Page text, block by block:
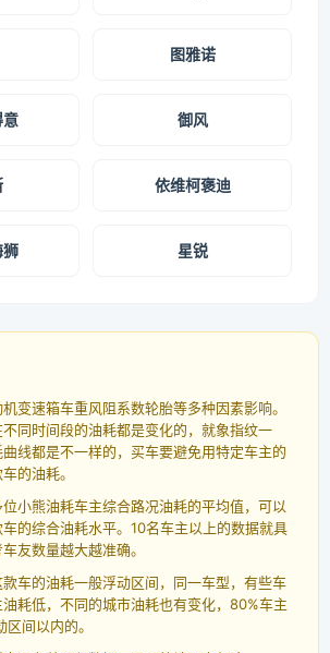
图雅诺
御风
依维柯褒迪
星锐
变速箱车重风阻系数轮胎等多种因素影响。
同时间段的油耗都是变化的，就象指纹一
线都是不一样的，买车要避免用特定车主的
的油耗。
小熊油耗车主综合路况油耗的平均值，可以
的综合油耗水平。10名车主以上的数据就具
友数量越大越准确。
款车的油耗一般浮动区间，同一车型，有些车
耗低，不同的城市油耗也有变化，80%车主
间以内的。